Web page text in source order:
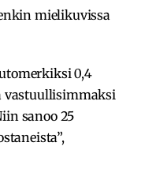
mielikuvissa
0,4
vastuullisimmaksi
sanoo 25